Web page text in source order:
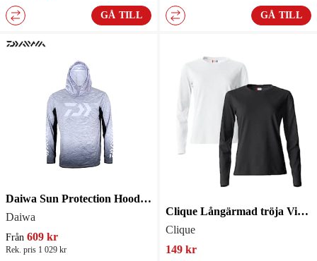
GÅ TILL GÅ TILL
Daiwa Sun Protection Hoodie Gray
Daiwa
Från 609 kr
Rek. pris 1 029 kr
Clique Långärmad tröja Vit + Svart 2-pack Dam
Clique
149 kr